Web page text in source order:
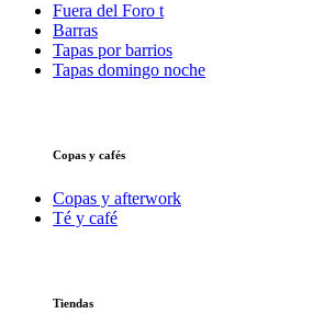
Fuera del Foro t
Barras
Tapas por barrios
Tapas domingo noche
Copas y cafés
Copas y afterwork
Té y café
Tiendas